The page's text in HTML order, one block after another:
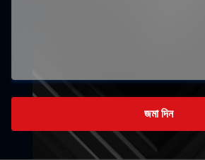
জমা দিন